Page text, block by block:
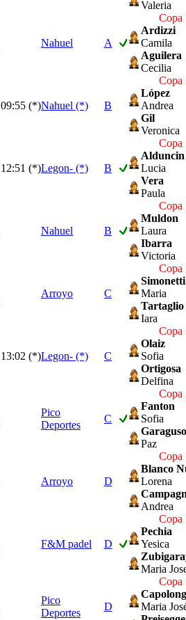
Valeria
Nahuel A
Copa
Ardizzi
Camila
Aguilera
Cecilia
09:55 (*)Nahuel (*) B
Copa
López
Andrea
Gil
Veronica
12:51 (*)Legon- (*) B
Copa
Alduncin
Lucia
Vera
Paula
Nahuel B
Copa
Muldon
Laura
Ibarra
Victoria
Arroyo C
Copa
Simonetti
Maria
Tartaglio
Iara
13:02 (*)Legon- (*) C
Copa
Olaiz
Sofia
Ortigosa
Delfina
Pico
Deportes
C
Copa
Fanton
Sofia
Garaguso
Paz
Arroyo D
Copa
Blanco
Lorena
Andrea
F&M padel D
Copa
Pechia
Yesica
Maria
Pico
Deportes
D
Copa
Maria